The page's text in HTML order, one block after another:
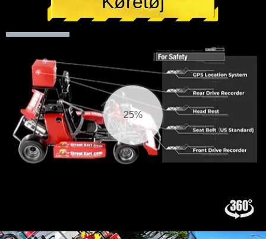
26%